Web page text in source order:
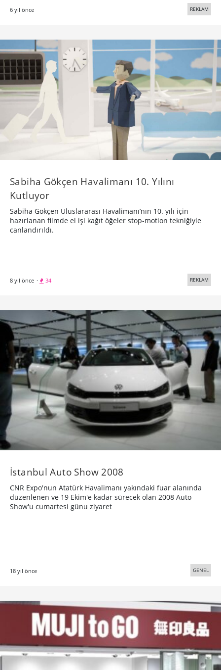
6 yıl önce REKLAM
Sabiha Gökçen Havalimanı 10. Yılını
Kutluyor
Sabiha Gökçen Uluslararası Havalimanı’nın 10. yılı için
hazırlanan filmde el işi kağıt öğeler stop-motion tekniğiyle
canlandırıldı.
8 yıl önce · 34 REKLAM
İstanbul Auto Show 2008
CNR Expo'nun Atatürk Havalimanı yakındaki fuar alanında
düzenlenen ve 19 Ekim'e kadar sürecek olan 2008 Auto
Show'u cumartesi günu ziyaret
18 yıl önce GENEL